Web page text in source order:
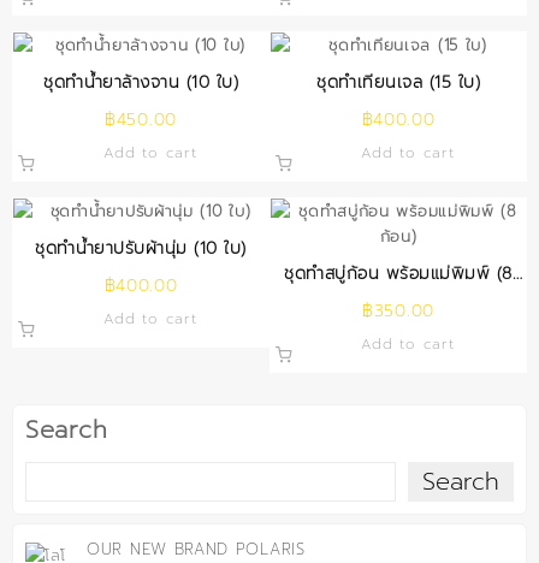
Search
Search
OUR NEW BRAND POLARIS
ชุดทำน้ำยาล้างจาน (10 ใบ)
฿450.00
Add to cart
ชุดทำเทียนเจล (15 ใบ)
฿400.00
Add to cart
ชุดทำน้ำยาปรับผ้านุ่ม (10 ใบ)
฿400.00
Add to cart
ชุดทำสบู่ก้อน พร้อมแม่พิมพ์ (8
ก้อน)
฿350.00
Add to cart